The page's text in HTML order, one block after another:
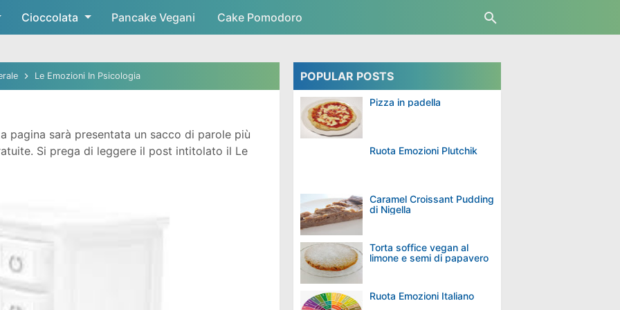
Skip to main content
Cioccolata Pancake Vegani Cake Pomodoro
Le Emozioni In Psicologia
pagina sarà presentata un sacco di parole più
Si prega di leggere il post intitolato il Le
POPULAR POSTS
Pizza in padella
Ruota Emozioni Plutchik
Caramel Croissant Pudding
di Nigella
Torta soffice vegan al
limone e semi di papavero
Ruota Emozioni Italiano